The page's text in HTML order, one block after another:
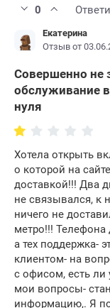
0
Екатерина
Отзыв от
Совершенно не
обслуживание
нуля
Хотела открыть
о которой на
доставкой!!! Два
не связывался, к
ничего не
метро!!! Телефона
а тех поддержка-
клиентом- на
с офисом, есть ли
мои вопросы-
информацию,. Я